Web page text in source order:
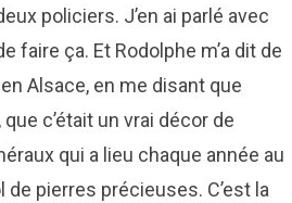
policiers. J’en ai parlé avec
faire ça. Et Rodolphe m’a dit de
Alsace, en me disant que
c’était un vrai décor de
qui a lieu chaque année au
pierres précieuses. C’est la